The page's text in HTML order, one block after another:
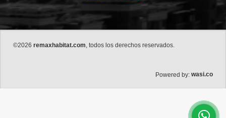
©2026 remaxhabitat.com, todos los derechos reservados.
Powered by: wasi.co